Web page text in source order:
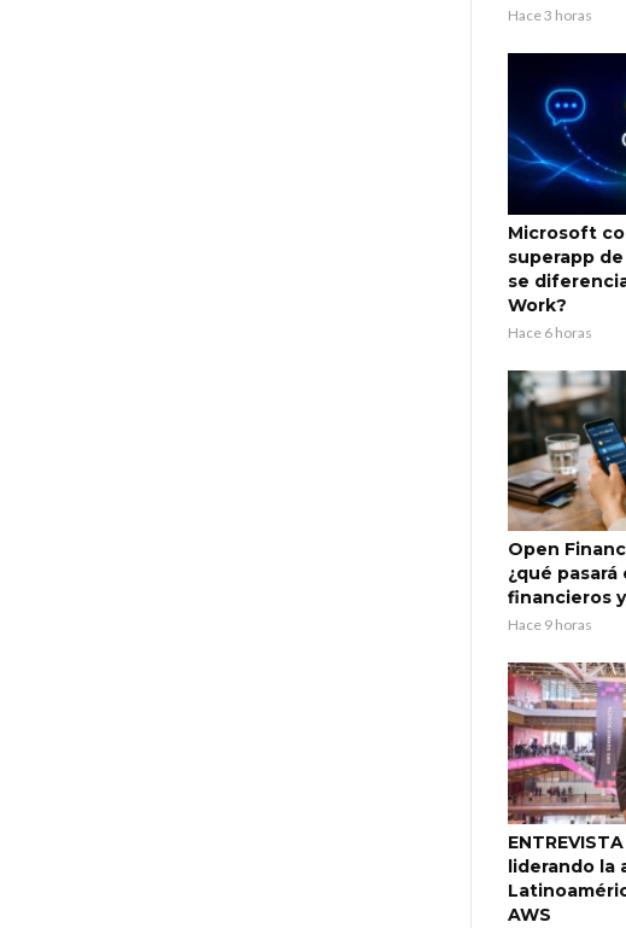
Hace 3 horas
Microsoft
superapp
se
Work?
Hace 6 horas
Open
¿qué
financieros
Hace 9 horas
liderando la
AWS